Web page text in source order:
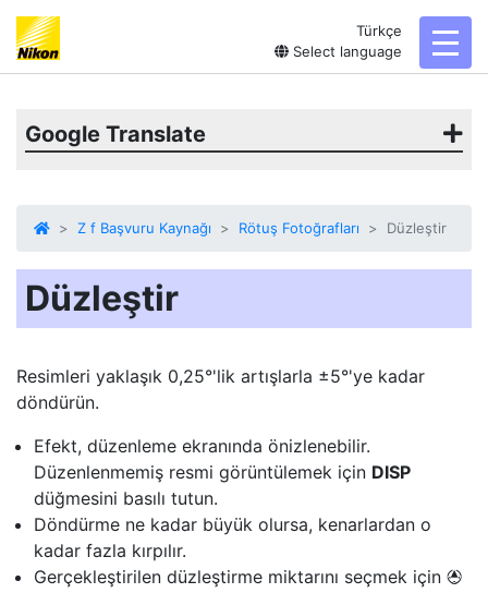
Türkçe
Select language
Google Translate
Z f Başvuru Kaynağı Rötuş Fotoğrafları Düzleştir
Düzleştir
Resimleri yaklaşık 0,25°'lik artışlarla ±5°'ye kadar
döndürün.
Efekt, düzenleme ekranında önizlenebilir.
Düzenlenmemiş resmi görüntülemek için DISP
düğmesini basılı tutun.
Döndürme ne kadar büyük olursa, kenarlardan o
kadar fazla kırpılır.
Gerçekleştirilen düzleştirme miktarını seçmek için 1